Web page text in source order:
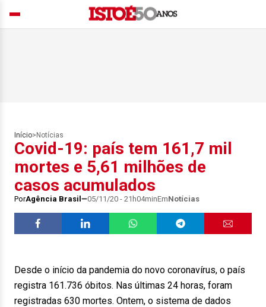
Início> Notícias
Covid-19: país tem 161,7 mil
mortes e 5,61 milhões de
casos acumulados
PorAgência Brasil 05/11/20 - 21h04minEmNotícias
Desde o início da pandemia do novo coronavírus, o país
registra 161.736 óbitos. Nas últimas 24 horas, foram
registradas 630 mortes. Ontem, o sistema de dados